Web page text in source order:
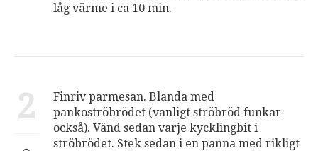
låg värme i ca 10 min.
2
Finriv parmesan. Blanda med
pankoströbrödet (vanligt ströbröd funkar
också). Vänd sedan varje kycklingbit i
ströbrödet. Stek sedan i en panna med rikligt